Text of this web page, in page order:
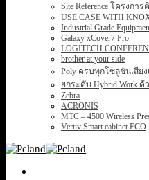
Site Reference โครงก
USE CASE WITH
Industrial Grade
Galaxy xCover7 Pro
LOGITECH
brother at your side
Poly ครบทุกโซลูชันเสีย
ยกระดับ Hybrid Work ด้
Zebra
ACRONIS
MTC – 4500 Wireless
Vertiv Smart cabinet ECO